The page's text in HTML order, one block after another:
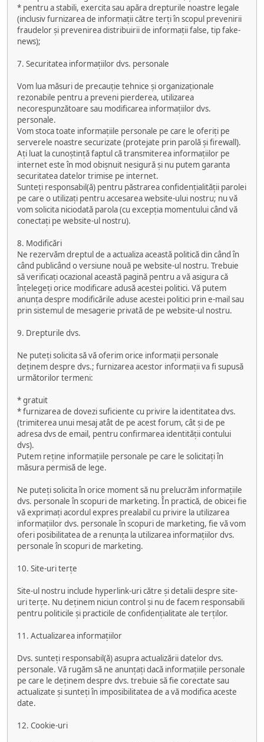
* pentru a stabili, exercita sau apăra drepturile noastre legale
(inclusiv furnizarea de informații către terți în scopul prevenirii
fraudelor și prevenirea distribuirii de informații false, tip fake-
news);
7. Securitatea informațiilor dvs. personale
Vom lua măsuri de precauție tehnice și organizaționale
rezonabile pentru a preveni pierderea, utilizarea
necorespunzătoare sau modificarea informațiilor dvs.
personale.
Vom stoca toate informațiile personale pe care le oferiți pe
serverele noastre securizate (protejate prin parolă și firewall).
Ați luat la cunoștință faptul că transmiterea informațiilor pe
internet este în mod obișnuit nesigură și nu putem garanta
securitatea datelor trimise pe internet.
Sunteți responsabil(ă) pentru păstrarea confidențialității parolei
pe care o utilizați pentru accesarea website-ului nostru; nu vă
vom solicita niciodată parola (cu excepția momentului când vă
conectați pe website-ul nostru).
8. Modificări
Ne rezervăm dreptul de a actualiza această politică din când în
când publicând o versiune nouă pe website-ul nostru. Trebuie
să verificați ocazional această pagină pentru a vă asigura că
înțelegeți orice modificare adusă acestei politici. Vă putem
anunța despre modificările aduse acestei politici prin e-mail sau
prin sistemul de mesagerie privată de pe website-ul nostru.
9. Drepturile dvs.
Ne puteți solicita să vă oferim orice informații personale
deținem despre dvs.; furnizarea acestor informații va fi supusă
următorilor termeni:
* gratuit
* furnizarea de dovezi suficiente cu privire la identitatea dvs.
(trimiterea unui mesaj atât de pe acest forum, cât și de pe
adresa dvs de email, pentru confirmarea identității contului
dvs).
Putem reține informațiile personale pe care le solicitați în
măsura permisă de lege.
Ne puteți solicita în orice moment să nu prelucrăm informațiile
dvs. personale în scopuri de marketing. În practică, de obicei fie
vă exprimați acordul expres prealabil cu privire la utilizarea
informațiilor dvs. personale în scopuri de marketing, fie vă vom
oferi posibilitatea de a renunța la utilizarea informațiilor dvs.
personale în scopuri de marketing.
10. Site-uri terțe
Site-ul nostru include hyperlink-uri către și detalii despre site-
uri terțe. Nu deținem niciun control și nu de facem responsabili
pentru politicile și practicile de confidențialitate ale terților.
11. Actualizarea informațiilor
Dvs. sunteți responsabil(ă) asupra actualizării datelor dvs.
personale. Vă rugăm să ne anunțați dacă informațiile personale
pe care le deținem despre dvs. trebuie să fie corectate sau
actualizate și sunteți în imposibilitatea de a vă modifica aceste
date.
12. Cookie-uri